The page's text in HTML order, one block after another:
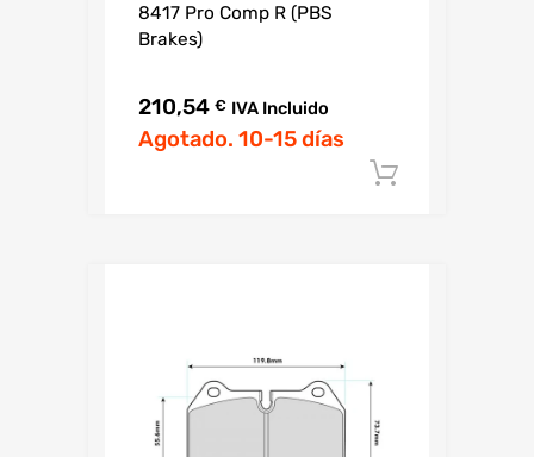
8417 Pro Comp R (PBS
Brakes)
210,54 € IVA Incluido
Agotado. 10-15 días